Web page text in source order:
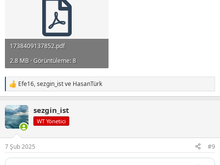
1738409137852.pdf
2.8 MB · Görüntüleme: 8
T
e
k
i
l
Efe16,sezgin_istve HasanTürk
sezgin_ist
WT Yönetici
7 Şub 2025 #9